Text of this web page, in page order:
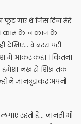
फूट गए थे जिस दिन मेरे
काम के न काज के
देखिए… वे बरस पड़ीं ।
में आकर कहा । कितना
हमेशा नख से शिख तक
जानबूझकर अपनी
रहती हैं… जानती भी